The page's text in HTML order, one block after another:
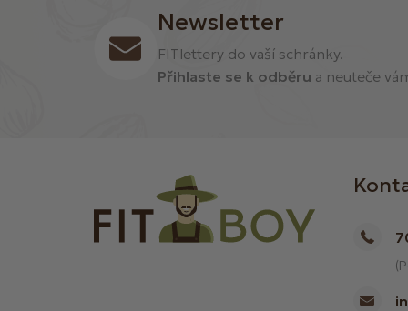
Newsletter
FITlettery do vaší schránky.
Přihlaste se k odběru a neuteče